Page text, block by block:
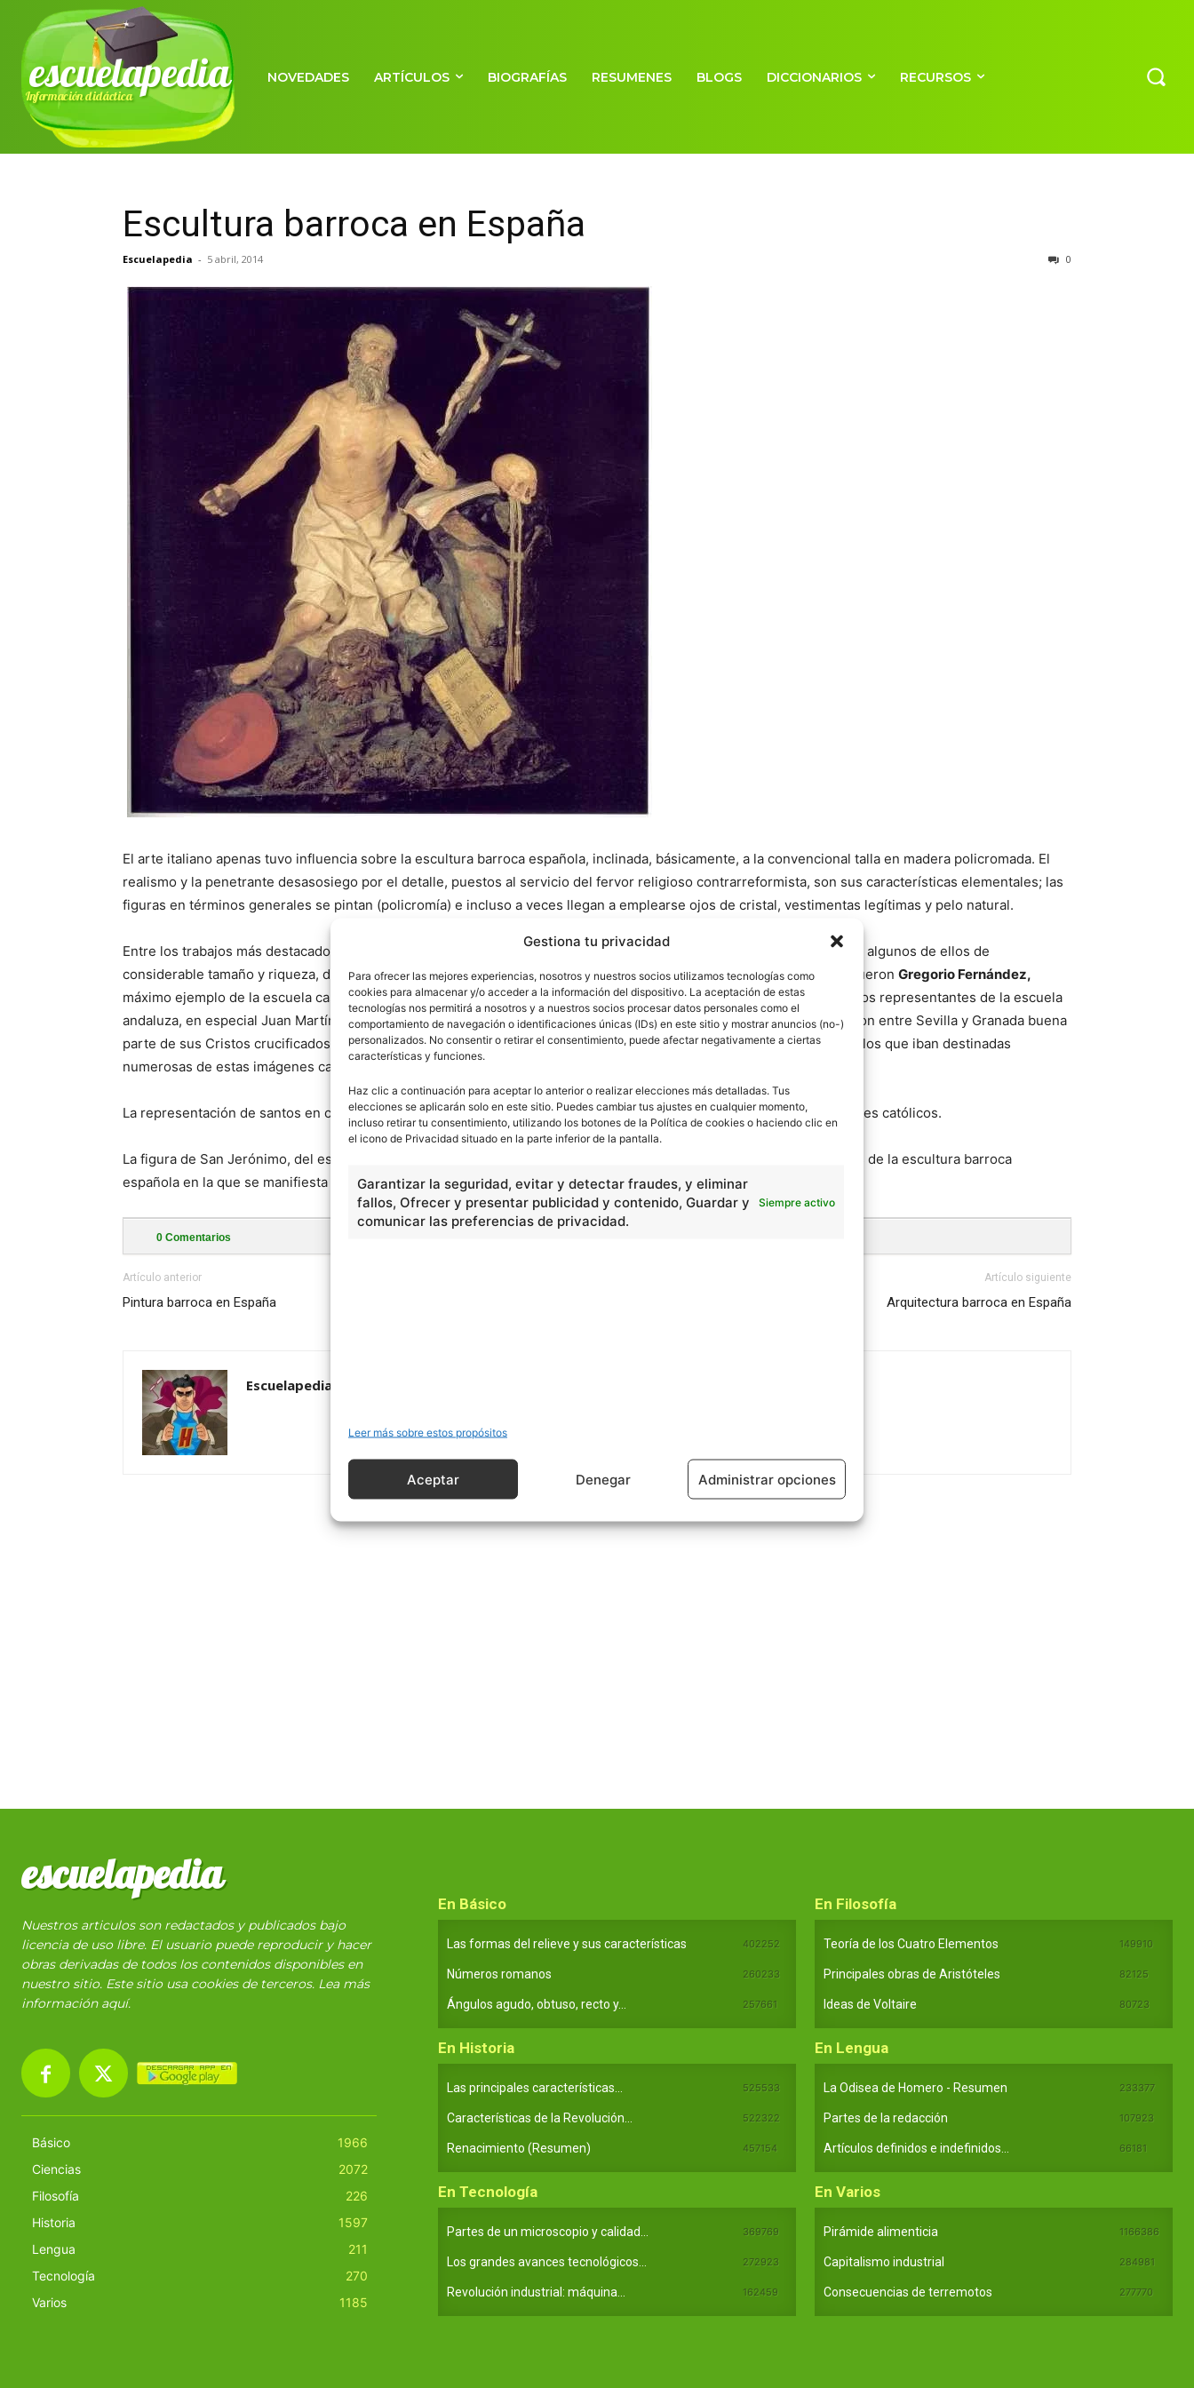
Gestiona tu privacidad
Para ofrecer las mejores experiencias, nosotros y nuestros socios utilizamos tecnologías como
cookies para almacenar y/o acceder a la información del dispositivo. La aceptación de estas
tecnologías nos permitirá a nosotros y a nuestros socios procesar datos personales como el
comportamiento de navegación o identificaciones únicas (IDs) en este sitio y mostrar anuncios (no-)
personalizados. No consentir o retirar el consentimiento, puede afectar negativamente a ciertas
características y funciones.
Haz clic a continuación para aceptar lo anterior o realizar elecciones más detalladas. Tus
elecciones se aplicarán solo en este sitio. Puedes cambiar tus ajustes en cualquier momento,
incluso retirar tu consentimiento, utilizando los botones de la Política de cookies o haciendo clic en
el icono de Privacidad situado en la parte inferior de la pantalla.
Garantizar la seguridad, evitar y detectar fraudes, y eliminar
fallos, Ofrecer y presentar publicidad y contenido, Guardar y
comunicar las preferencias de privacidad.
Siempre activo
Leer más sobre estos propósitos
Aceptar Denegar Administrar opciones
escuelapedia
Información didáctica
NOVEDADES ARTÍCULOS BIOGRAFÍAS RESUMENES BLOGS DICCIONARIOS RECURSOS
Escultura barroca en España
Escuelapedia - 5 abril, 2014 0
El arte italiano apenas tuvo influencia sobre la escultura barroca española, inclinada, básicamente, a la convencional talla en madera policromada. El
realismo y la penetrante desasosiego por el detalle, puestos al servicio del fervor religioso contrarreformista, son sus características elementales; las
figuras en términos generales se pintan (policromía) e incluso a veces llegan a emplearse ojos de cristal, vestimentas legítimas y pelo natural.
Entre los trabajos más destacados de escultura barroca española se hallan los retablos para los altares de las iglesias, algunos de ellos de
considerable tamaño y riqueza, desarrollados por conjuntos de escultores y arquitectos. Los destacados escultores fueron Gregorio Fernández,
máximo ejemplo de la escuela castellana, con sobrecogedores tallas de Inmaculadas, Piedades y Cristos yacentes; y los representantes de la escuela
andaluza, en especial Juan Martínez Montañés, Pedro de Mena, Juan de Mesa y Alonso Cano. Estos últimos repartieron entre Sevilla y Granada buena
parte de sus Cristos crucificados, Inmaculadas, santos y otros asuntos tradicionales de los pasos procesionales, para los que iban destinadas
numerosas de estas imágenes cargadas de realismo, expresividad y fervor religioso.
La representación de santos en conducta de penitencia es uno de los asuntos más destacados del barroco en los países católicos.
La figura de San Jerónimo, del escultor español
, es uno de los ejemplos más característicos de la escultura barroca
española en la que se manifiesta el gran patetismo expresivo propio de este periodo.
0 Comentarios
Artículo anterior
Pintura barroca en España
Artículo siguiente
Arquitectura barroca en España
Escuelapedia
escuelapedia
Nuestros articulos son redactados y publicados bajo
licencia de uso libre. El usuario puede reproducir y hacer
obras derivadas de todos los contenidos disponibles en
nuestro sitio. Este sitio usa cookies de terceros. Lea más
información aquí.
Básico
1966
Ciencias
2072
Filosofía
226
Historia
1597
Lengua
211
Tecnología
270
Varios
1185
En Básico
Las formas del relieve y sus características 402252
Números romanos 260233
Ángulos agudo, obtuso, recto y... 257661
En Filosofía
Teoría de los Cuatro Elementos 149910
Principales obras de Aristóteles 82125
Ideas de Voltaire 80723
En Historia
Las principales características... 525533
Características de la Revolución... 522322
Renacimiento (Resumen) 457154
En Lengua
La Odisea de Homero - Resumen 233377
Partes de la redacción 107923
Artículos definidos e indefinidos... 66181
En Tecnología
Partes de un microscopio y calidad... 369769
Los grandes avances tecnológicos... 272923
Revolución industrial: máquina... 162459
En Varios
Pirámide alimenticia 1166386
Capitalismo industrial 284981
Consecuencias de terremotos 277770